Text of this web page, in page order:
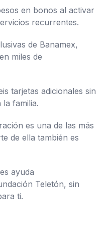
en bonos al activar
recurrentes.
de Banamex,
miles de
tarjetas adicionales sin
la familia.
es una de las más
de ella también es
ayuda
Teletón, sin
ti.